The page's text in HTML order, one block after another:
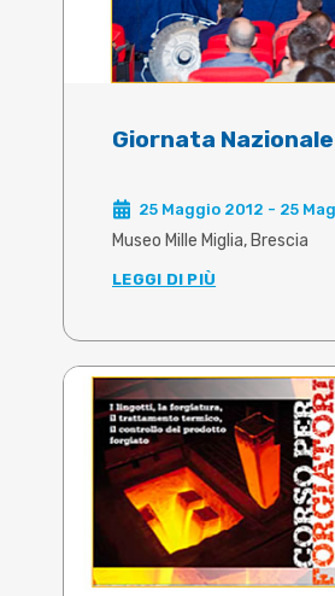
Giornata
25 Maggio 2012 - 25
Museo Mille Miglia, Brescia
LEGGI DI PIÙ